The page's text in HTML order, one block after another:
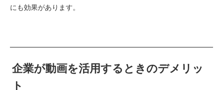
にも効果があります。
企業が動画を活用するときのデメリッ
ト